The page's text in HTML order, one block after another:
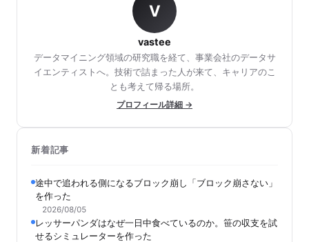
V
vastee
データマイニング領域の研究職を経て、事業会社のデータサ
イエンティストへ。技術で詰まった人が来て、キャリアのこ
とも考えて帰る場所。
プロフィール詳細 →
新着記事
途中で追われる側になるブロック崩し「ブロック崩さない」
を作った
2026/08/05
レッサーパンダはなぜ一日中食べているのか。笹の収支を試
せるシミュレーターを作った